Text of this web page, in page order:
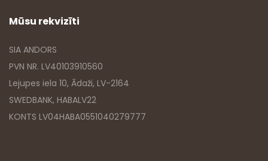
Mūsu rekvizīti
SIA ANDORS
PVN NR. LV40103910560
Lejupes iela 10, Ādaži, LV-2164
SWEDBANK, HABALV22
KONTS LV04HABA0551040279777